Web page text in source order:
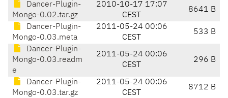
Dancer-Plugin-
Mongo-0.02.tar.gz
2010-10-17 17:07
CEST
8641 B
Dancer-Plugin-
Mongo-0.03.meta
2011-05-24 00:06
CEST
533 B
Dancer-Plugin-
Mongo-0.03.readm
e
2011-05-24 00:06
CEST
296 B
Dancer-Plugin-
Mongo-0.03.tar.gz
2011-05-24 00:06
CEST
8712 B